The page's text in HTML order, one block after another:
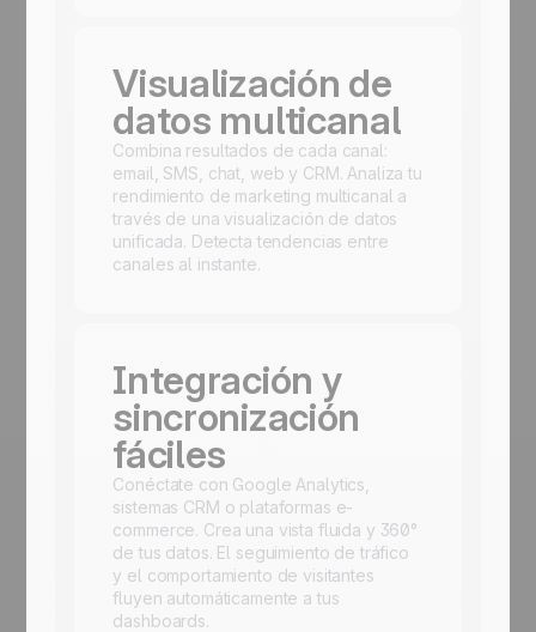
Visualización de
datos multicanal
Combina resultados de cada canal:
email, SMS, chat, web y CRM. Analiza tu
rendimiento de marketing multicanal a
través de una visualización de datos
unificada. Detecta tendencias entre
canales al instante.
Integración y
sincronización
fáciles
Conéctate con Google Analytics,
sistemas CRM o plataformas e-
commerce. Crea una vista fluida y 360°
de tus datos. El seguimiento de tráfico
y el comportamiento de visitantes
fluyen automáticamente a tus
dashboards.